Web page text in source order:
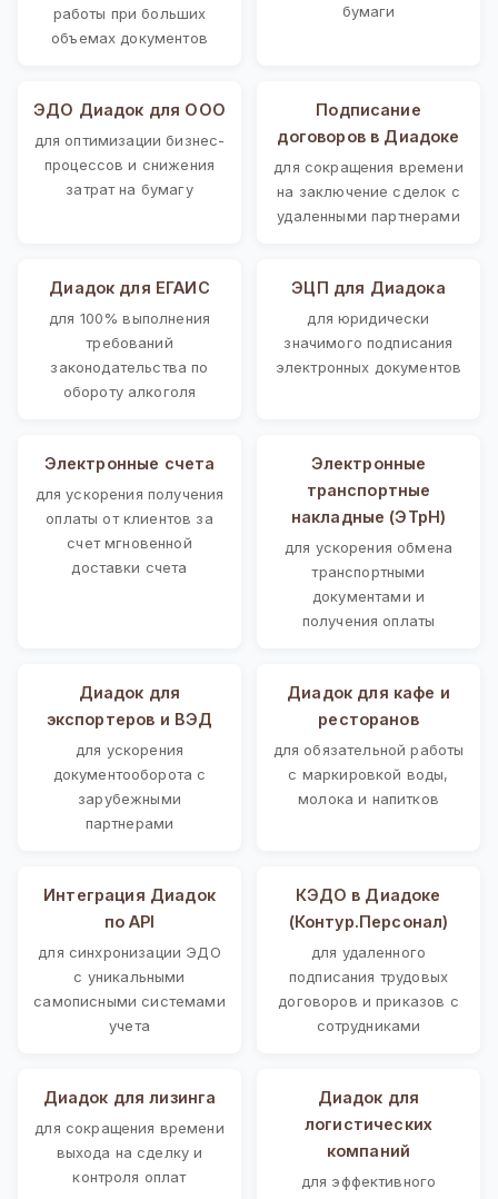
работы при больших
объемах документов
бумаги
ЭДО Диадок для ООО
для оптимизации бизнес-
процессов и снижения
затрат на бумагу
Подписание
договоров в Диадоке
для сокращения времени
на заключение сделок с
удаленными партнерами
Диадок для ЕГАИС
для 100% выполнения
требований
законодательства по
обороту алкоголя
ЭЦП для Диадока
для юридически
значимого подписания
электронных документов
Электронные счета
для ускорения получения
оплаты от клиентов за
счет мгновенной
доставки счета
Электронные
транспортные
накладные (ЭТрН)
для ускорения обмена
транспортными
документами и
получения оплаты
Диадок для
экспортеров и ВЭД
для ускорения
документооборота с
зарубежными
партнерами
Диадок для кафе и
ресторанов
для обязательной работы
с маркировкой воды,
молока и напитков
Интеграция Диадок
по API
для синхронизации ЭДО
с уникальными
самописными системами
учета
КЭДО в Диадоке
(Контур.Персонал)
для удаленного
подписания трудовых
договоров и приказов с
сотрудниками
Диадок для лизинга
для сокращения времени
выхода на сделку и
контроля оплат
Диадок для
логистических
компаний
для эффективного